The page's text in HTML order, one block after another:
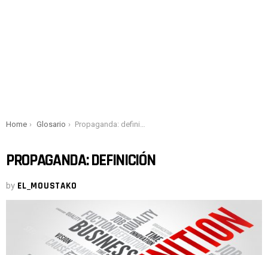
You are here:
Home Glosario Propaganda: definición
PROPAGANDA: DEFINICIÓN
by EL_MOUSTAKO